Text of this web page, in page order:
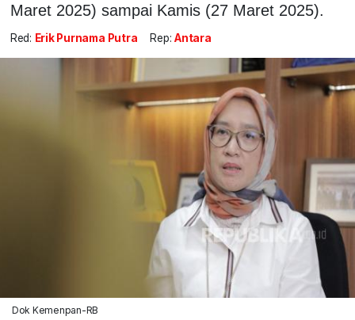
Maret 2025) sampai Kamis (27 Maret 2025).
Red: Erik Purnama Putra Rep: Antara
Dok Kemenpan-RB